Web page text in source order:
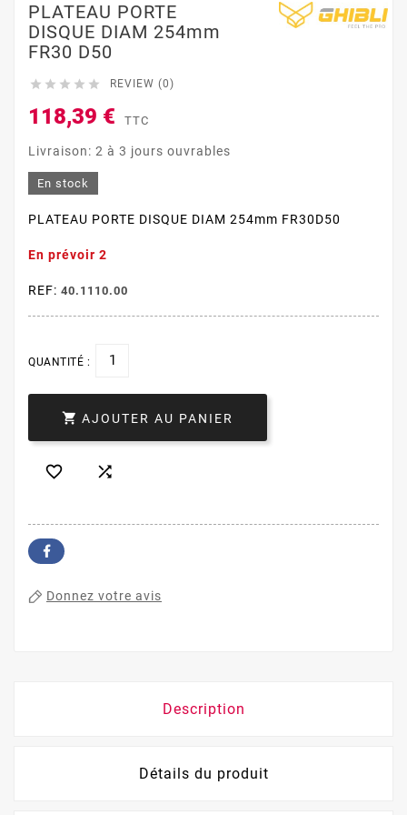
PLATEAU PORTE
DISQUE DIAM 254mm
FR30 D50
     REVIEW (0)
118,39 € TTC
Livraison: 2 à 3 jours ouvrables
En stock
PLATEAU PORTE DISQUE DIAM 254mm FR30D50
En prévoir 2
REF: 40.1110.00
QUANTITÉ :
 AJOUTER AU PANIER
 
Donnez votre avis
Description
Détails du produit